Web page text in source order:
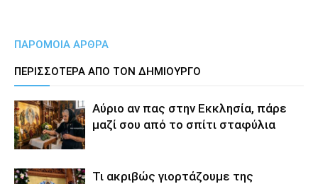
ΠΑΡΟΜΟΙΑ ΑΡΘΡΑ
ΠΕΡΙΣΣΟΤΕΡΑ ΑΠΟ ΤΟΝ ΔΗΜΙΟΥΡΓΟ
Αύριο αν πας στην Εκκλησία, πάρε
μαζί σου από το σπίτι σταφύλια
Τι ακριβώς γιορτάζουμε της